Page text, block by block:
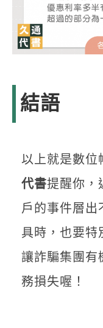
結語
以上就是數位
代書提醒你，
戶的事件層出
具時，也要特
讓詐騙集團有
務損失喔！